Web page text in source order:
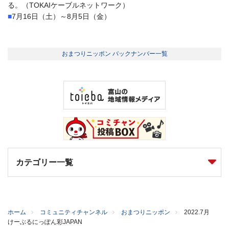
る。（TOKAIケーブルネットワーク）
■7月16日（土）～8月5日（金）
おまつりニッポン バックナンバー一覧
カテゴリー一覧
ホーム コミュニティチャンネル おまつりニッポン
2022.7月
けーぶるにっぽん彩JAPAN